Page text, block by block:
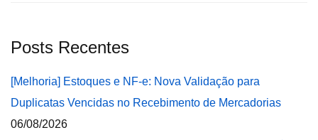
Posts Recentes
[Melhoria] Estoques e NF-e: Nova Validação para
Duplicatas Vencidas no Recebimento de Mercadorias
06/08/2026